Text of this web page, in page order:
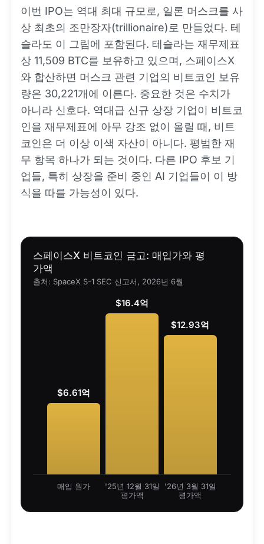
이번 IPO는 역대 최대 규모로, 일론 머스크를 사
상 최초의 조만장자(trillionaire)로 만들었다. 테
슬라도 이 그림에 포함된다. 테슬라는 재무제표
상 11,509 BTC를 보유하고 있으며, 스페이스X
와 합산하면 머스크 관련 기업의 비트코인 보유
량은 30,221개에 이른다. 중요한 것은 수치가
아니라 신호다. 역대급 신규 상장 기업이 비트코
인을 재무제표에 아무 강조 없이 올릴 때, 비트
코인은 더 이상 이색 자산이 아니다. 평범한 재
무 항목 하나가 되는 것이다. 다른 IPO 후보 기
업들, 특히 상장을 준비 중인 AI 기업들이 이 방
식을 따를 가능성이 있다.
스페이스X 비트코인 금고: 매입가와 평
가액
출처: SpaceX S-1 SEC 신고서, 2026년 6월
$6.61억
$16.4억
$12.93억
매입 원가
'25년 12월 31일
평가액
'26년 3월 31일
평가액